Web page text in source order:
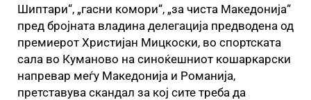
Шиптари“, „гасни комори“, „за чиста Македонија“
пред бројната владина делегација предводена од
премиерот Христијан Мицкоски, во спортската
сала во Куманово на синоќешниот кошаркарски
напревар меѓу Македонија и Романија,
претставува скандал за кој сите треба да